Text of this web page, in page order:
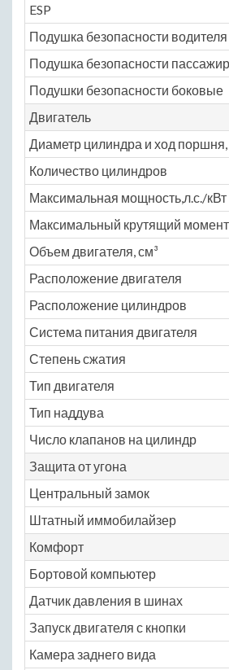
ESP
Подушка безопасности водителя
Подушка безопасности
Подушки безопасности боковые
Двигатель
Диаметр цилиндра и ход
Количество цилиндров
Максимальная мощность,л.с./
Максимальный крутящий
Объем двигателя, см³
Расположение двигателя
Расположение цилиндров
Система питания двигателя
Степень сжатия
Тип двигателя
Тип наддува
Число клапанов на цилиндр
Защита от угона
Центральный замок
Штатный иммобилайзер
Комфорт
Бортовой компьютер
Датчик давления в шинах
Запуск двигателя с кнопки
Камера заднего вида